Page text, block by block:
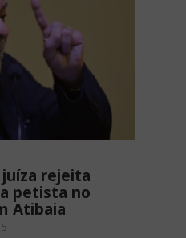
rejeita
petista no
Atibaia